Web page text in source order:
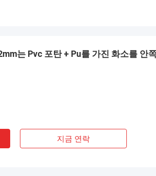
는 Pvc 포탄 + Pu를 가진 화소를 안
지금 연락